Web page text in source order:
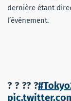
dernière étant
l’événement.
? ? ?? ?